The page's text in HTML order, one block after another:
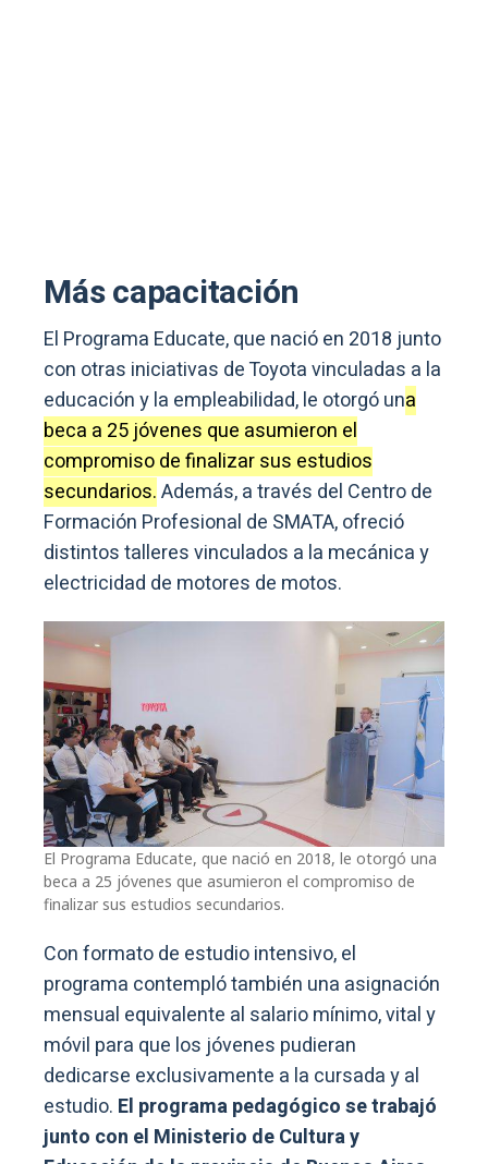
Más capacitación
El Programa Educate, que nació en 2018 junto
con otras iniciativas de Toyota vinculadas a la
educación y la empleabilidad, le otorgó una
beca a 25 jóvenes que asumieron el
compromiso de finalizar sus estudios
secundarios.Además, a través del Centro de
Formación Profesional de SMATA, ofreció
distintos talleres vinculados a la mecánica y
electricidad de motores de motos.
El Programa Educate, que nació en 2018, le otorgó una
beca a 25 jóvenes que asumieron el compromiso de
finalizar sus estudios secundarios.
Con formato de estudio intensivo, el
programa contempló también una asignación
mensual equivalente al salario mínimo, vital y
móvil para que los jóvenes pudieran
dedicarse exclusivamente a la cursada y al
estudio. El programa pedagógico se trabajó
junto con el Ministerio de Cultura y